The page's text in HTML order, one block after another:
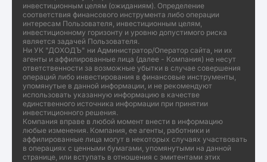
инвестиционным целям (ожиданиям). Определение
соответствия финансового инструмента либо операции
интересам Пользователя, инвестиционным целям,
инвестиционному горизонту и уровню допустимого риска
является задачей Пользователя.
Ни УК "ДОХОДЪ" ни Администратор/Оператор сайта, ни их
агенты и аффилированные лица (далее - Компания) не несут
ответственности за возможные убытки в случае совершения
операций либо инвестирования в финансовые инструменты,
упомянутые в данной информации, и не рекомендуют
использовать указанную информацию в качестве
единственного источника информации при принятии
инвестиционного решения.
Компания вправе в любой момент внести в информацию
любые изменения. Компания, ее агенты, работники и
аффилированные лица могут в некоторых случаях участвовать
в операциях с ценными бумагами, упомянутыми на данной
странице, или вступать в отношения с эмитентами этих